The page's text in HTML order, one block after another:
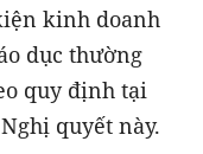
kinh doanh
dục thường
quy định tại
quyết này.